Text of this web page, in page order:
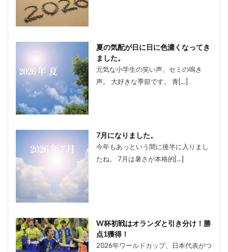
夏の気配が日に日に色濃くなってき
ました。
元気な小学生の笑い声、セミの鳴き
声。 大好きな季節です。 青[…]
7月になりました。
今年もあっという間に後半に入りまし
たね。 7月は暑さが本格的[…]
W杯初戦はオランダと引き分け！勝
点1獲得！
2026年ワールドカップ、日本代表がつ